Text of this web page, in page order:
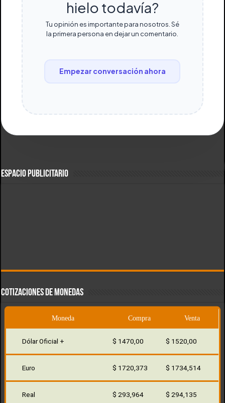
hielo todavía?
Tu opinión es importante para nosotros. Sé
la primera persona en dejar un comentario.
Empezar conversación ahora
ESPACIO PUBLICITARIO
COTIZACIONES DE MONEDAS
Moneda Compra Venta
Dólar Oficial + $ 1470,00 $ 1520,00
Euro $ 1720,373 $ 1734,514
Real $ 293,964 $ 294,135